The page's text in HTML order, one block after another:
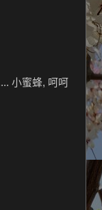
小蜜蜂, 呵呵